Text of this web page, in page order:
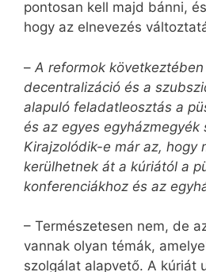
pontosan kell majd bánni,
hogy az elnevezés
– A reformok
decentralizáció és a
alapuló feladatleosztás a
és az egyes egyházmegyék
Kirajzolódik-e már az, hogy
kerülhetnek át a kúriától a
konferenciákhoz és az
– Természetesen nem, de
vannak olyan témák,
szolgálat alapvető. A kúriát